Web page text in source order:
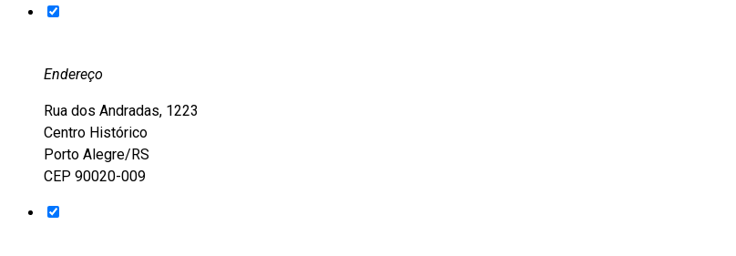
Endereço
Rua dos Andradas, 1223
Centro Histórico
Porto Alegre/RS
CEP 90020-009